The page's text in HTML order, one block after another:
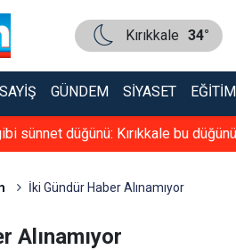
Kırıkkale 34°
GÜNDEM SIYASET EĞITIM
ikinci şok! Sigara fiyatları yeniden
İki Gündür Haber Alınamıyor
Alınamıyor